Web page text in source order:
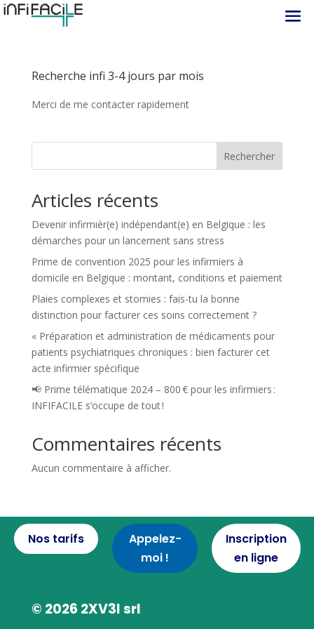
Recherche infi 3-4 jours par mois
Merci de me contacter rapidement
Rechercher
Articles récents
Devenir infirmièr(e) indépendant(e) en Belgique : les
démarches pour un lancement sans stress
Prime de convention 2025 pour les infirmiers à
domicile en Belgique : montant, conditions et paiement
Plaies complexes et stomies : fais-tu la bonne
distinction pour facturer ces soins correctement ?
« Préparation et administration de médicaments pour
patients psychiatriques chroniques : bien facturer cet
acte infirmier spécifique
📢 Prime télématique 2024 – 800 € pour les infirmiers :
INFIFACILE s’occupe de tout !
Commentaires récents
Aucun commentaire à afficher.
Nos tarifs
Appelez-
moi !
Inscription
en ligne
© 2026 2XV3I srl